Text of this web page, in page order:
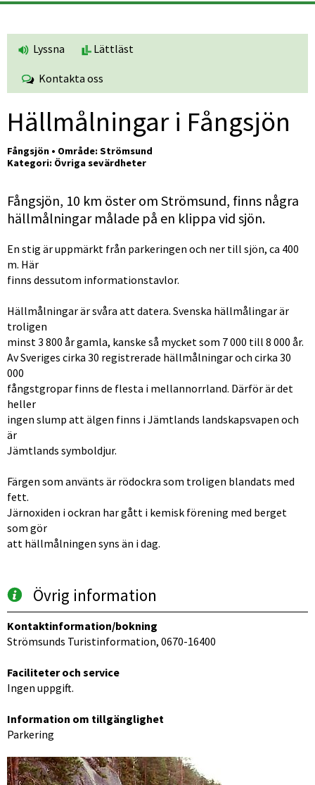
Lyssna Lättläst
Kontakta oss
Hällmålningar i Fångsjön
Fångsjön • Område: Strömsund
Kategori: Övriga sevärdheter
Fångsjön, 10 km öster om Strömsund, finns några
hällmålningar målade på en klippa vid sjön.
En stig är uppmärkt från parkeringen och ner till sjön, ca 400
m. Här
finns dessutom informationstavlor.
Hällmålningar är svåra att datera. Svenska hällmålingar är
troligen
minst 3 800 år gamla, kanske så mycket som 7 000 till 8 000 år.
Av Sveriges cirka 30 registrerade hällmålningar och cirka 30
000
fångstgropar finns de flesta i mellannorrland. Därför är det
heller
ingen slump att älgen finns i Jämtlands landskapsvapen och
är
Jämtlands symboldjur.
Färgen som använts är rödockra som troligen blandats med
fett.
Järnoxiden i ockran har gått i kemisk förening med berget
som gör
att hällmålningen syns än i dag.
Övrig information
Kontaktinformation/bokning
Strömsunds Turistinformation, 0670-16400
Faciliteter och service
Ingen uppgift.
Information om tillgänglighet
Parkering